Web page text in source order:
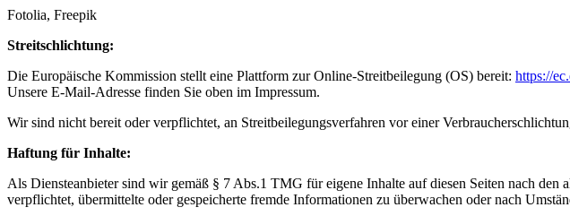
Fotolia, Freepik
Streitschlichtung:
Die Europäische Kommission stellt eine Plattform zur Online-Streitbeilegung (OS) bereit: https://
Unsere E-Mail-Adresse finden Sie oben im Impressum.
Wir sind nicht bereit oder verpflichtet, an Streitbeilegungsverfahren vor einer
Haftung für Inhalte:
Als Diensteanbieter sind wir gemäß § 7 Abs.1 TMG für eigene Inhalte auf diesen Seiten nach
verpflichtet, übermittelte oder gespeicherte fremde Informationen zu überwachen oder nach